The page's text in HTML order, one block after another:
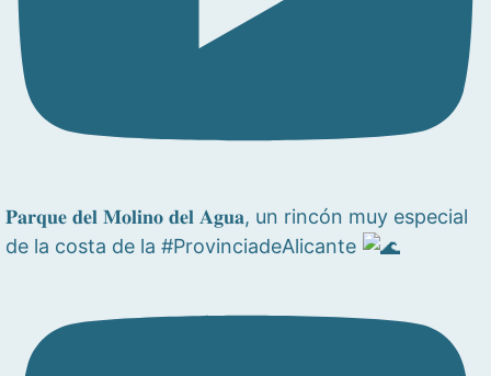
𝐏𝐚𝐫𝐪𝐮𝐞 𝐝𝐞𝐥 𝐌𝐨𝐥𝐢𝐧𝐨 𝐝𝐞𝐥 𝐀𝐠𝐮𝐚, un rincón muy especial
de la costa de la #ProvinciadeAlicante